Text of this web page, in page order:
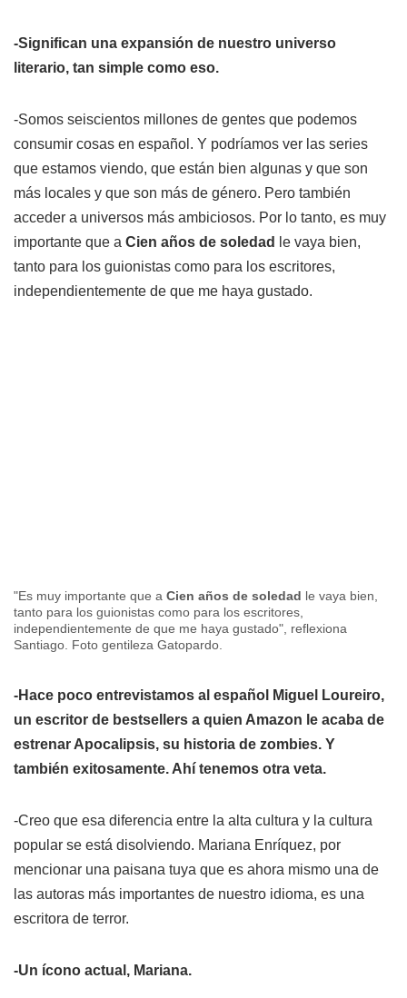
-Significan una expansión de nuestro universo
literario, tan simple como eso.
-Somos seiscientos millones de gentes que podemos
consumir cosas en español. Y podríamos ver las series
que estamos viendo, que están bien algunas y que son
más locales y que son más de género. Pero también
acceder a universos más ambiciosos. Por lo tanto, es muy
importante que a Cien años de soledad
le vaya bien,
tanto para los guionistas como para los escritores,
independientemente de que me haya gustado.
"Es muy importante que a Cien años de soledad le vaya bien,
tanto para los guionistas como para los escritores,
independientemente de que me haya gustado", reflexiona
Santiago. Foto gentileza Gatopardo.
-Hace poco entrevistamos al español Miguel Loureiro,
un escritor de bestsellers a quien Amazon le acaba de
estrenarApocalipsis, su historia de zombies. Y
también exitosamente. Ahí tenemos otra veta.
-Creo que esa diferencia entre la alta cultura y la cultura
popular se está disolviendo. Mariana Enríquez, por
mencionar una paisana tuya que es ahora mismo una de
las autoras más importantes de nuestro idioma, es una
escritora de terror.
-Un ícono actual, Mariana.